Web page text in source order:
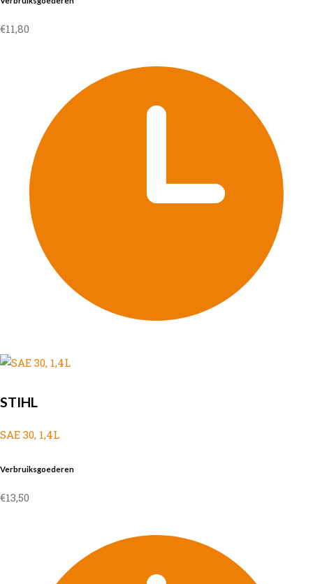
€11,80
STIHL
SAE 30, 1,4L
Verbruiksgoederen
€13,50